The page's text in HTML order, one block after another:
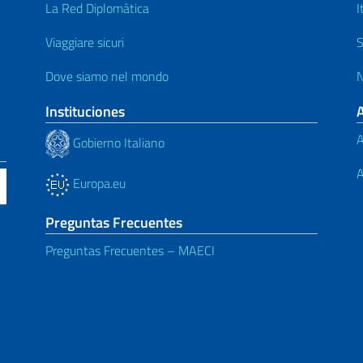
La Red Diplomática
Viaggiare sicuri
Dove siamo nel mondo
Instituciones
Gobierno Italiano
Europa.eu
Preguntas Frecuentes
Preguntas Frecuentes – MAECI